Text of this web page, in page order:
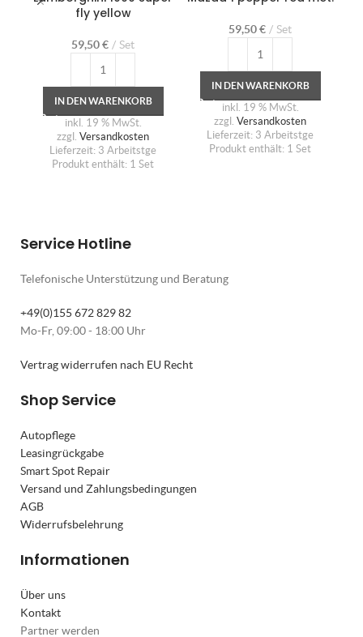
fly yellow
59,50€ Set
IN DEN WARENKORB
inkl. 19 % MwSt.
zzgl. Versandkosten
Lieferzeit: 3 Arbeitstge
Produkt enthält: 1 Set
59,50€ Set
IN DEN WARENKORB
inkl. 19 % MwSt.
zzgl. Versandkosten
Lieferzeit: 3 Arbeitstge
Produkt enthält: 1 Set
Service Hotline
Telefonische Unterstützung und Beratung
+49(0)155 672 829 82
Mo-Fr, 09:00 - 18:00 Uhr
Vertrag widerrufen nach EU Recht
Shop Service
Autopflege
Leasingrückgabe
Smart Spot Repair
Versand und Zahlungsbedingungen
AGB
Widerrufsbelehrung
Informationen
Über uns
Kontakt
Partner werden